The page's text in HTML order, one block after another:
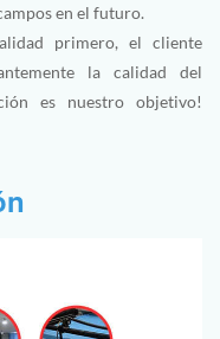
en el futuro.
primero, el cliente
la calidad del
es nuestro objetivo!